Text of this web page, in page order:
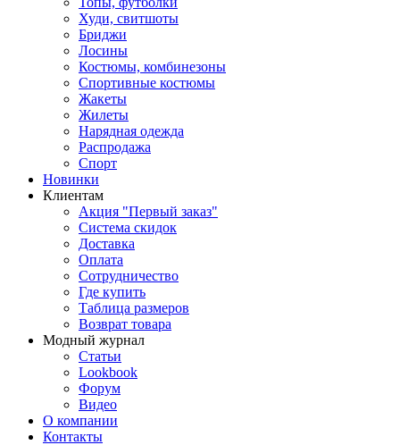
Худи, свитшоты
Бриджи
Лосины
Костюмы, комбинезоны
Спортивные костюмы
Жакеты
Жилеты
Нарядная одежда
Распродажа
Спорт
Новинки
Клиентам
Акция "Первый заказ"
Система скидок
Доставка
Оплата
Сотрудничество
Где купить
Таблица размеров
Возврат товара
Модный журнал
Статьи
Lookbook
Форум
Видео
О компании
Контакты